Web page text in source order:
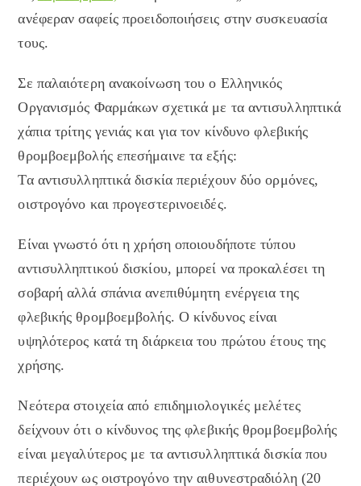
ανέφεραν σαφείς προειδοποιήσεις στην συσκευασία
τους.
Σε παλαιότερη ανακοίνωση του ο Ελληνικός
Οργανισμός Φαρμάκων σχετικά με τα αντισυλληπτικά
χάπια τρίτης γενιάς και για τον κίνδυνο φλεβικής
θρομβοεμβολής επεσήμαινε τα εξής:
Τα αντισυλληπτικά δισκία περιέχουν δύο ορμόνες,
οιστρογόνο και προγεστερινοειδές.
Είναι γνωστό ότι η χρήση οποιουδήποτε τύπου
αντισυλληπτικού δισκίου, μπορεί να προκαλέσει τη
σοβαρή αλλά σπάνια ανεπιθύμητη ενέργεια της
φλεβικής θρομβοεμβολής. Ο κίνδυνος είναι
υψηλότερος κατά τη διάρκεια του πρώτου έτους της
χρήσης.
Νεότερα στοιχεία από επιδημιολογικές μελέτες
δείχνουν ότι ο κίνδυνος της φλεβικής θρομβοεμβολής
είναι μεγαλύτερος με τα αντισυλληπτικά δισκία που
περιέχουν ως οιστρογόνο την αιθυνεστραδιόλη (20